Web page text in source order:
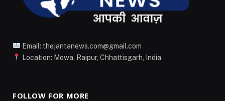
Email: thejantanews.com@gmail.com
Location: Mowa, Raipur, Chhattisgarh, India
FOLLOW FOR MORE